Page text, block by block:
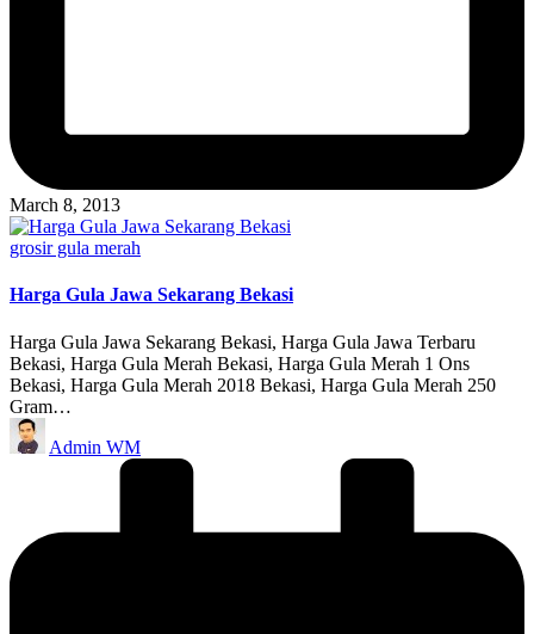
March 8, 2013
Posted
grosir gula merah
Harga Gula Jawa Sekarang Bekasi
Harga Gula Jawa Sekarang Bekasi, Harga Gula Jawa Terbaru
Bekasi, Harga Gula Merah Bekasi, Harga Gula Merah 1 Ons
Bekasi, Harga Gula Merah 2018 Bekasi, Harga Gula Merah 250
Gram…
Posted
by
Admin WM